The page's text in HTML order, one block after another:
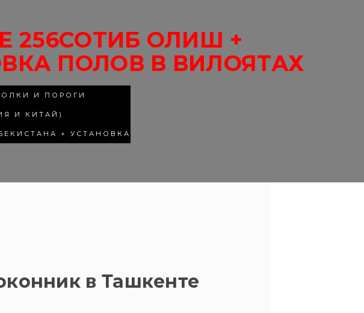
256СОТИБ ОЛИШ +
ПОЛОВ В ВИЛОЯТАХ
И ПОРОГИ
И КИТАЙ)
+ УСТАНОВКА
в Ташкенте